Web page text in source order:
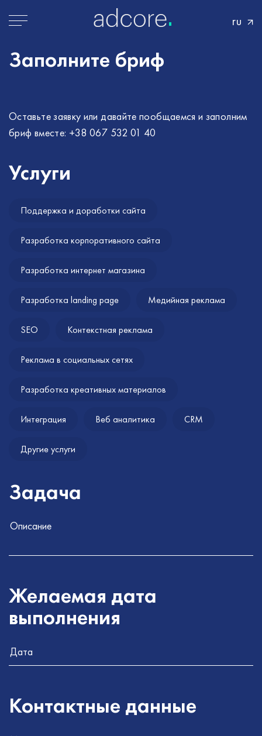
ru
Заполните бриф
Оставьте заявку или давайте пообщаемся и заполним
бриф вместе: +38 067 532 01 40
Услуги
Поддержка и доработки сайта
Разработка корпоративного сайта
Разработка интернет магазина
Разработка landing page Медийная реклама
SEO Контекстная реклама
Реклама в социальных сетях
Разработка креативных материалов
Интеграция Веб аналитика CRM
Другие услуги
Задача
Желаемая дата
выполнения
Контактные данные